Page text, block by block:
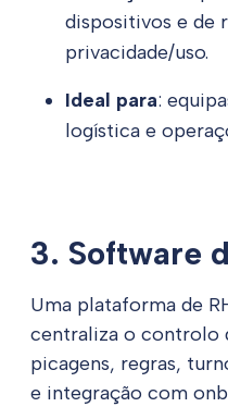
dispositivos e de
privacidade/uso.
Ideal para:
logística e
3. Software
Uma plataforma de
centraliza o controlo
picagens, regras,
e integração com